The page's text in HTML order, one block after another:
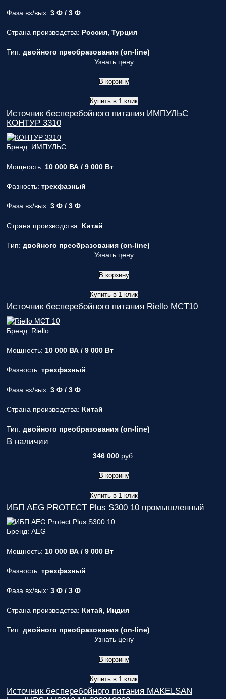
Фаза вх/вых: 3 Ф / 3 Ф
Страна производства: Россия, Турция
Тип: двойного преобразования (on-line)
Узнать цену
В корзину
Купить в 1 клик
Источник бесперебойного питания ИМПУЛЬС
КОНТУР 3310
Бренд: ИМПУЛЬС
Мощность: 10 000 ВА / 9 000 Вт
Фазность: трехфазный
Фаза вх/вых: 3 Ф / 3 Ф
Страна производства: Китай
Тип: двойного преобразования (on-line)
Узнать цену
В корзину
Купить в 1 клик
Источник бесперебойного питания Riello MCT10
Бренд: Riello
Мощность: 10 000 ВА / 9 000 Вт
Фазность: трехфазный
Фаза вх/вых: 3 Ф / 3 Ф
Страна производства: Китай
Тип: двойного преобразования (on-line)
В наличии
346 000 руб.
В корзину
Купить в 1 клик
ИБП AEG PROTECT Plus S300 10 промышленный
Бренд: AEG
Мощность: 10 000 ВА / 9 000 Вт
Фазность: трехфазный
Фаза вх/вых: 3 Ф / 3 Ф
Страна производства: Китай, Индия
Тип: двойного преобразования (on-line)
Узнать цену
В корзину
Купить в 1 клик
Источник бесперебойного питания MAKELSAN